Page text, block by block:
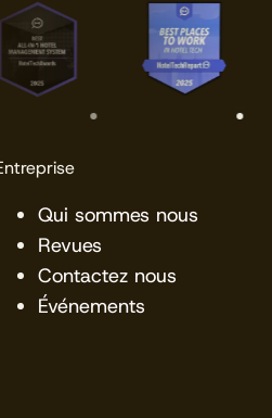
Qui sommes nous
Revues
Contactez nous
Événements